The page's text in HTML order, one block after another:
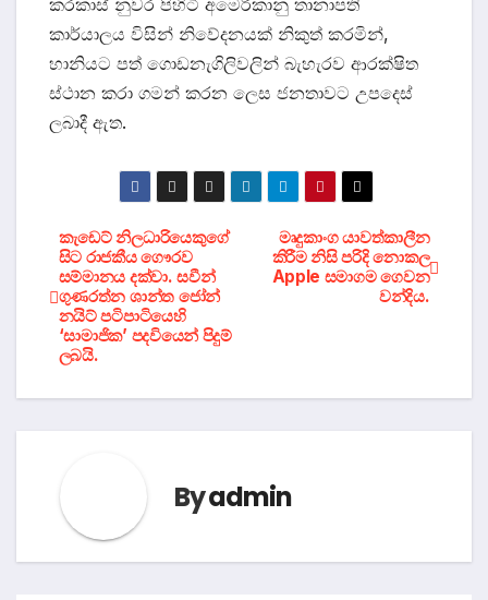
කරකාස් නුවර පිහිටි අමෙරිකානු තානාපති
කාර්යාලය විසින් නිවේදනයක් නිකුත් කරමින්,
හානියට පත් ගොඩනැගිලිවලින් බැහැරව ආරක්ෂිත
ස්ථාන කරා ගමන් කරන ලෙස ජනතාවට උපදෙස්
ලබාදී ඇත.
Post
navigation
මෘදුකාංග යාවත්කාලීන
කිරීම නිසි පරිදි නොකල
Apple සමාගම ගෙවන
වන්දිය.
කැඩෙට් නිලධාරියෙකුගේ
සිට රාජකීය ගෞරව
සම්මානය දක්වා. සවීන්
ගුණරත්න ශාන්ත ජෝන්
නයිට් පටිපාටියෙහි
‘සාමාජික’ පදවියෙන් පිදුම්
ලබයි.
Byadmin